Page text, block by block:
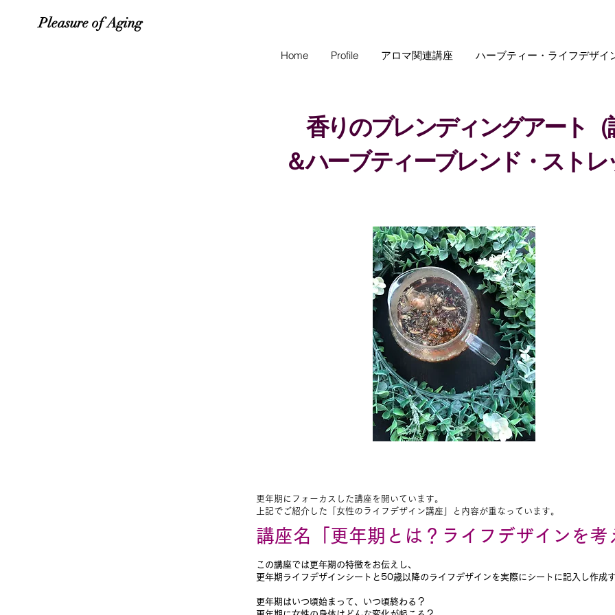
Pleasure of Aging
Home Profile アロマ関連講座 ハーブティー・ライフデザイ
香りのブレンディングアート（
＆ハーブティーブレンド・ストレ
​更年期にフォーカスした講座を開いています。
上記でご紹介した「女性のライフデザイン講座」と内容が重なっています。
講座名「更年期とは？ライフデザインを考
この講座では更年期の特徴をお伝えし、
更年期ライフデザインシートと50歳以降のライフデザインを実際にシートに記入し作成
更年期はいつ頃始まって、いつ頃終わる？